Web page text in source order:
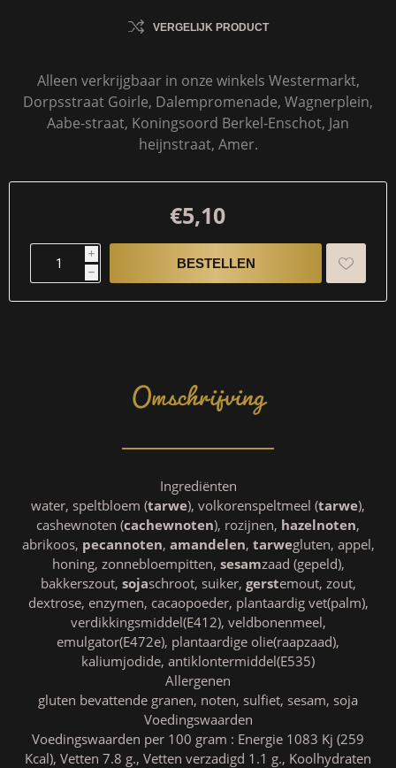
VERGELIJK PRODUCT
Alleen verkrijgbaar in onze winkels Westermarkt,
Dorpsstraat Goirle, Dalempromenade, Wagnerplein,
Aabe-straat, Koningsoord Berkel-Enschot, Jan
heijnstraat, Amer.
€5,10
i
h
Omschrijving
Ingrediënten
water, speltbloem (tarwe), volkorenspeltmeel (tarwe),
cashewnoten (cachewnoten), rozijnen, hazelnoten,
abrikoos, pecannoten, amandelen, tarwegluten, appel,
honing, zonnebloempitten, sesamzaad (gepeld),
bakkerszout, sojaschroot, suiker, gerstemout, zout,
dextrose, enzymen, cacaopoeder, plantaardig vet(palm),
verdikkingsmiddel(E412), veldbonenmeel,
emulgator(E472e), plantaardige olie(raapzaad),
kaliumjodide, antiklontermiddel(E535)
Allergenen
gluten bevattende granen, noten, sulfiet, sesam, soja
Voedingswaarden
Voedingswaarden per 100 gram : Energie 1083 Kj (259
Kcal), Vetten 7.8 g., Vetten verzadigd 1.1 g., Koolhydraten